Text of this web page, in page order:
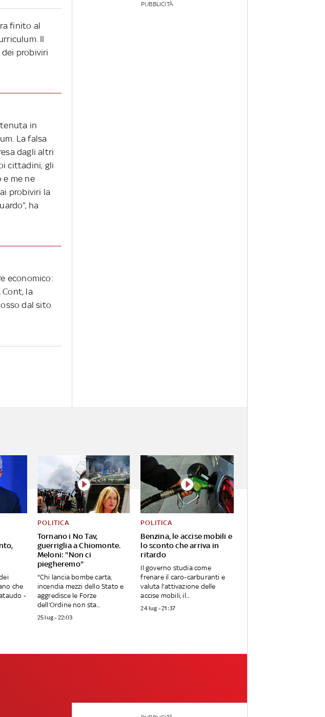
finito al
Il
probiviri
in
La falsa
dagli altri
cittadini, gli
e me ne
probiviri la
ha
economico:
Cont, la
dal sito
PUBBLICITÀ
che
-
Tornano i No Tav,
guerriglia a Chiomonte.
Meloni: "Non ci
piegheremo"
POLITICA
"Chi lancia bombe carta,
incendia mezzi dello Stato e
aggredisce le Forze
dell’Ordine non sta...
25 lug - 22:03
Benzina, le accise mobili e
lo sconto che arriva in
ritardo
POLITICA
Il governo studia come
frenare il caro-carburanti e
valuta l'attivazione delle
accise mobili, il...
24 lug - 21:37